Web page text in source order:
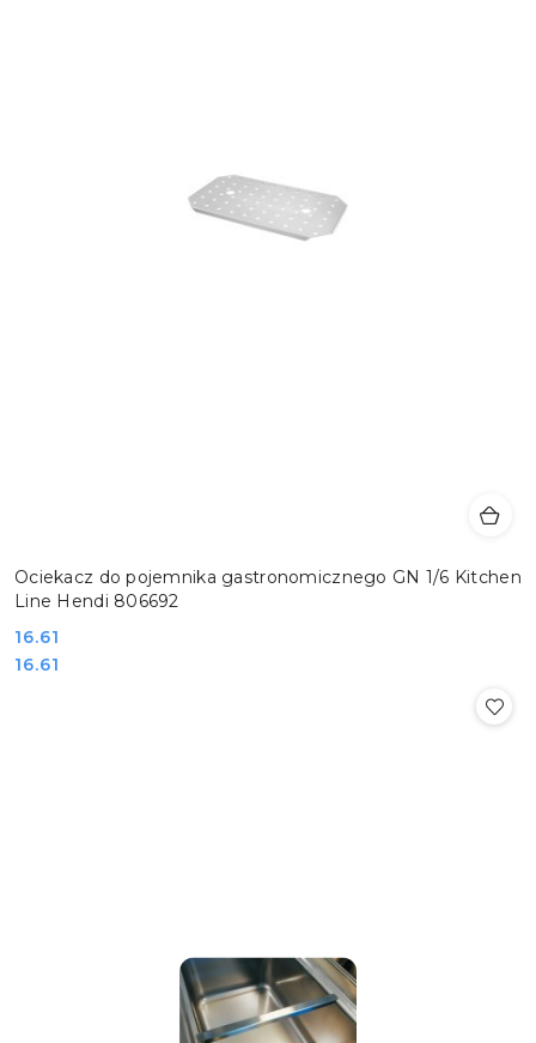
Ociekacz do pojemnika gastronomicznego GN 1/6 Kitchen
Line Hendi 806692
Cena:
16.61
Cena:
16.61